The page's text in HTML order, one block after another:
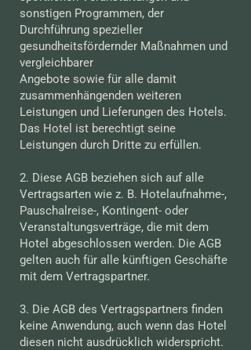
sonstigen Programmen, der
Durchführung spezieller
gesundheitsfördernder Maßnahmen und
vergleichbarer
Angebote sowie für alle damit
zusammenhängenden weiteren
Leistungen und Lieferungen des Hotels.
Das Hotel ist berechtigt seine
Leistungen durch Dritte zu erfüllen.
2. Diese AGB beziehen sich auf alle
Vertragsarten wie z. B. Hotelaufnahme-,
Pauschalreise-, Kontingent- oder
Veranstaltungsverträge, die mit dem
Hotel abgeschlossen werden. Die AGB
gelten auch für alle künftigen Geschäfte
mit dem Vertragspartner.
3. Die AGB des Vertragspartners finden
keine Anwendung, auch wenn das Hotel
diesen nicht ausdrücklich widerspricht.